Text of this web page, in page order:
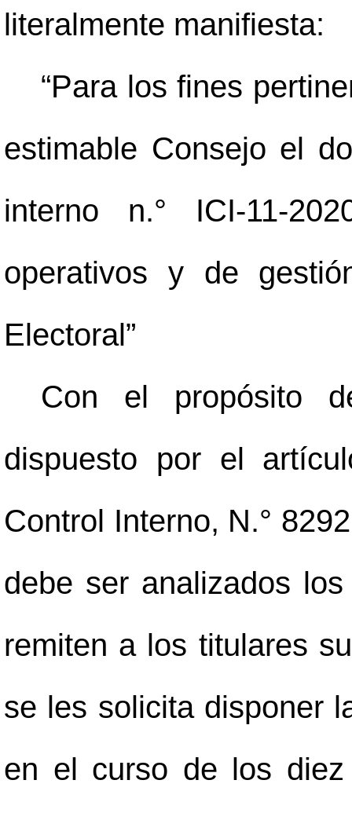
literalmente manifiesta:
“Para los fines
estimable Consejo el
interno n.° ICI-11-
operativos y de
Electoral”
Con el propósito
dispuesto por el
Control Interno, N.°
debe ser analizados
remiten a los titulares
se les solicita disponer
en el curso de los